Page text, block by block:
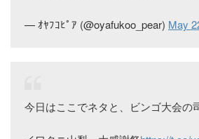
— ｵﾔﾌｺﾋﾟｱ (@oyafukoo_pear) May
今日はここでネタと、ビンゴ大会の